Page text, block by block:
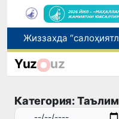
Yuz uz
Категория: Таълим